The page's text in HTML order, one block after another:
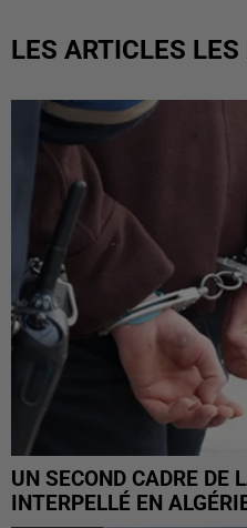
LES ARTICLES
UN SECOND CADRE DE
INTERPELLÉ EN